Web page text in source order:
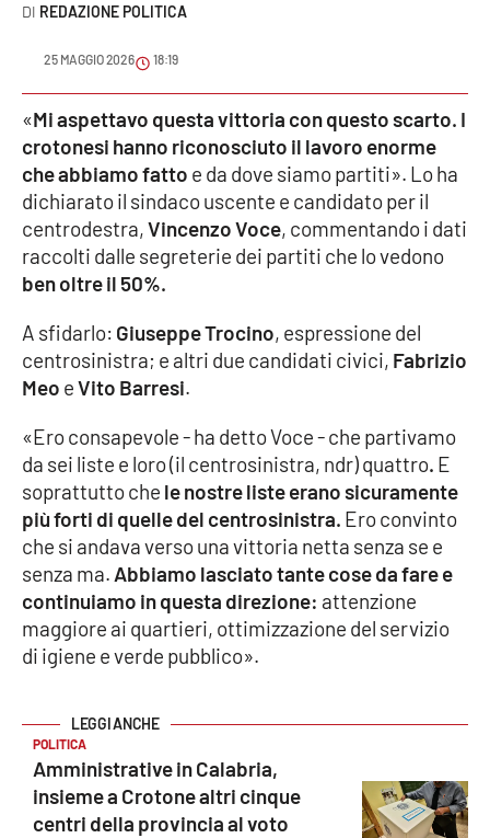
VIDEO
Ambiente
Cronaca
Cultura
Economia e Lavoro
Politica
Sanità
Società
Sport
Good Morning Vietnam
Parchi Marini Calabria
REDAZIONE POLITICA
25 MAGGIO 2026 18:19
«Mi aspettavo questa vittoria con questo scarto. I
crotonesi hanno riconosciuto il lavoro enorme
che abbiamo fatto e da dove siamo partiti». Lo ha
dichiarato il sindaco uscente e candidato per il
centrodestra,Vincenzo Voce, commentando i dati
raccolti dalle segreterie dei partiti che lo vedono
ben oltre il 50%.
A sfidarlo: Giuseppe Trocino, espressione del
centrosinistra; e altri due candidati civici, Fabrizio
Meo eVito Barresi.
«Ero consapevole - ha detto Voce - che partivamo
da sei liste e loro (il centrosinistra, ndr) quattro. E
soprattutto che le nostre liste erano sicuramente
più forti di quelle del centrosinistra. Ero convinto
che si andava verso una vittoria netta senza se e
senza ma. Abbiamo lasciato tante cose da fare e
continuiamo in questa direzione: attenzione
maggiore ai quartieri, ottimizzazione del servizio
di igiene e verde pubblico».
POLITICA
Amministrative in Calabria,
insieme a Crotone altri cinque
centri della provincia al voto